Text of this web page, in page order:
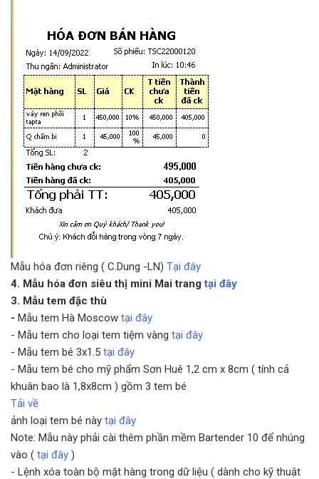
Mẫu hóa đơn riêng ( C.Dung -LN) Tại đây
4. Mẫu hóa đơn siêu thị mini Mai trangtại đây
3. Mẫu tem đặc thù
- Mẫu tem Hà Moscow tại đây
- Mẫu tem cho loại tem tiệm vàng tại đây
- Mẫu tem bé 3x1.5 tại đây
- Mẫu tem bé cho mỹ phẩm Sơn Huê 1,2 cm x 8cm ( tính cả
khuân bao là 1,8x8cm ) gồm 3 tem bé
Tải về
ảnh loại tem bé này tại đây
Note: Mẫu này phải cài thêm phần mềm Bartender 10 để nhúng
vào ( tại đây )
- Lệnh xóa toàn bộ mặt hàng trong dữ liệu ( dành cho kỹ thuật